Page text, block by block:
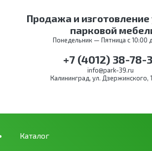
Продажа и изготовление
парковой
Понедельник — Пятница с 10:00
+7 (4012) 38-78-
info@park-39.ru
Калининград, ул. Дзержинского,
Каталог